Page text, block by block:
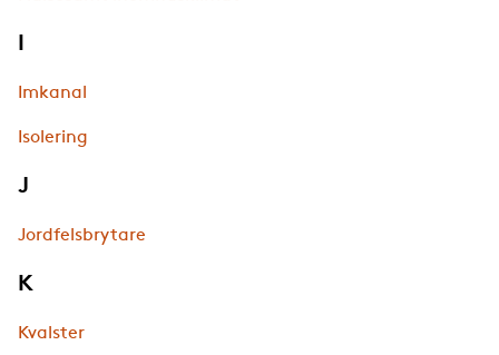
I
Imkanal
Isolering
J
Jordfelsbrytare
K
Kvalster